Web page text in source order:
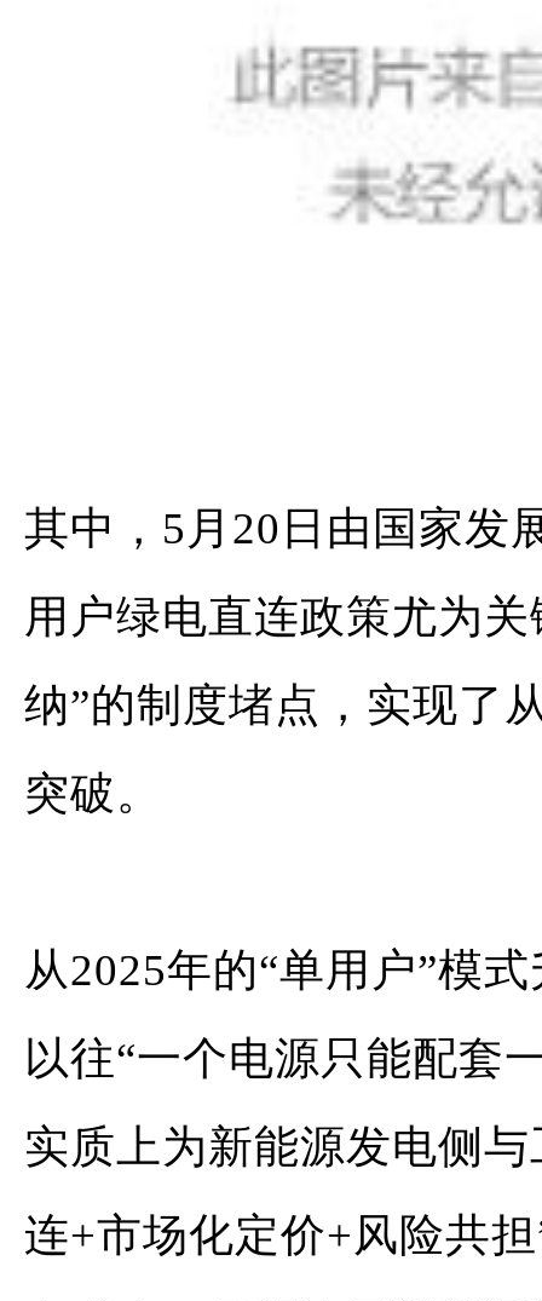
其中，5月20日由国家发
用户绿电直连政策尤为
纳”的制度堵点，实现了
突破。
从2025年的“单用户”模
以往“一个电源只能配套
实质上为新能源发电侧
连+市场化定价+风险共